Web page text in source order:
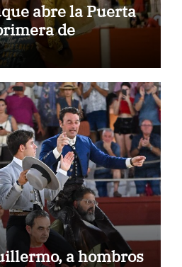
abre la Puerta
de
a hombros